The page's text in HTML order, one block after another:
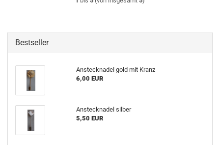
Bestseller
Anstecknadel gold mit Kranz
6,00 EUR
Anstecknadel silber
5,50 EUR